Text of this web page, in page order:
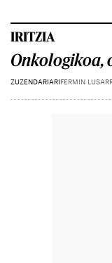
IRITZIA
Onkologikoa,
ZUZENDARIARIFERMIN